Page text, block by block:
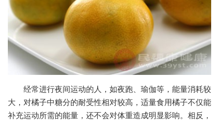
经常进行夜间运动的人，如夜跑、瑜伽等，能量消耗较
大，对橘子中糖分的耐受性相对较高，适量食用橘子不仅能
补充运动所需的能量，还不会对体重造成明显影响。相反，